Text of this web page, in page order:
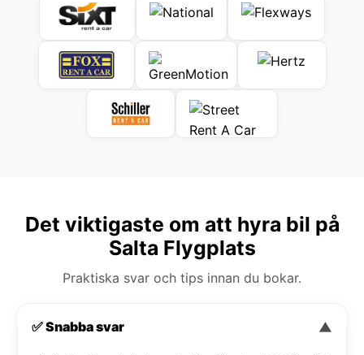
Det viktigaste om att hyra bil på
Salta Flygplats
Praktiska svar och tips innan du bokar.
✅ Snabba svar ▼